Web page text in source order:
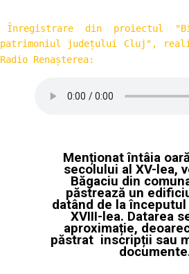
Înregistrare din proiectul
patrimoniul județului Cluj",
Radio Renașterea:
Menționat întâia
secolului al XV-lea,
Băgaciu din
păstrează un
datând de la începutul
XVIII-lea. Datarea
aproximație,
păstrat inscripții sau